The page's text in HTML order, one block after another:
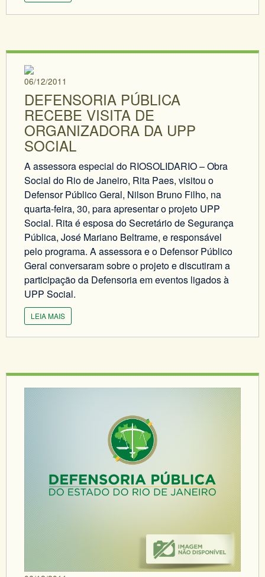
06/12/2011
DEFENSORIA PÚBLICA
RECEBE VISITA DE
ORGANIZADORA DA UPP
SOCIAL
A assessora especial do RIOSOLIDARIO – Obra
Social do Rio de Janeiro, Rita Paes, visitou o
Defensor Público Geral, Nilson Bruno Filho, na
quarta-feira, 30, para apresentar o projeto UPP
Social. Rita é esposa do Secretário de Segurança
Pública, José Mariano Beltrame, e responsável
pelo programa. A assessora e o Defensor Público
Geral conversaram sobre o projeto e discutiram a
participação da Defensoria em eventos ligados à
UPP Social.
LEIA MAIS